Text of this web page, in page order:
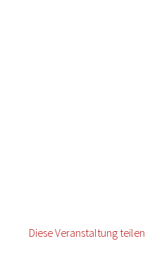
Diese Veranstaltung teilen